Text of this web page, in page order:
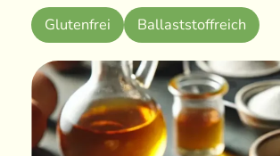
Glutenfrei
Ballaststoffreich